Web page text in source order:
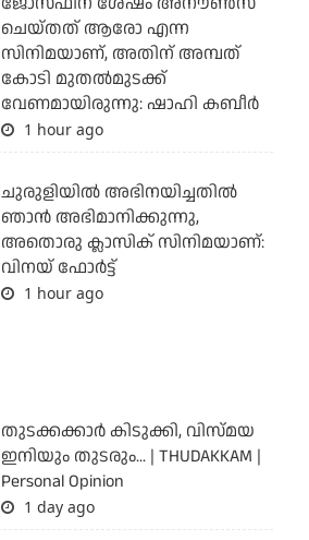
ചെയ്തത് ആരോ എന്ന
സിനിമയാണ്, അതിന് അമ്പത്
കോടി മുതല്‍മുടക്ക്
വേണമായിരുന്നു: ഷാഹി കബീര്‍
1 hour ago
ചുരുളിയിൽ അഭിനയിച്ചതിൽ
ഞാൻ അഭിമാനിക്കുന്നു,
അതൊരു ക്ലാസിക് സിനിമയാണ്:
വിനയ് ഫോർട്ട്
1 hour ago
തുടക്കക്കാര്‍ കിടുക്കി, വിസ്മയ
ഇനിയും തുടരും... | THUDAKKAM |
Personal Opinion
1 day ago